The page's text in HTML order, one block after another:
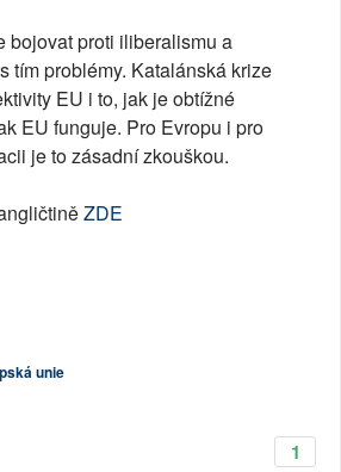
bojovat proti iliberalismu a
tím problémy. Katalánská krize
EU i to, jak je obtížné
EU funguje. Pro Evropu i pro
je to zásadní zkouškou.
ZDE
unie
1